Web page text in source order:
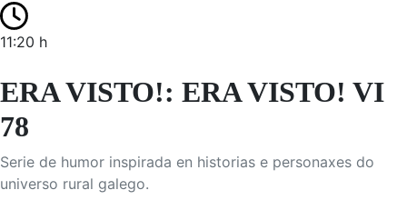
11:20 h
ERA VISTO!: ERA VISTO! VI
78
Serie de humor inspirada en historias e personaxes do
universo rural galego.